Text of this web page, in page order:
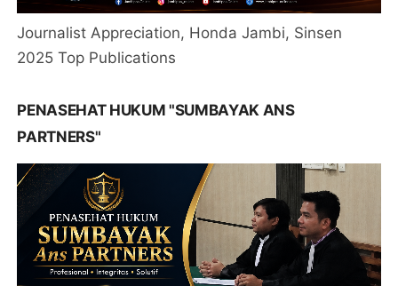
Journalist Appreciation, Honda Jambi, Sinsen
2025 Top Publications
PENASEHAT HUKUM "SUMBAYAK ANS
PARTNERS"